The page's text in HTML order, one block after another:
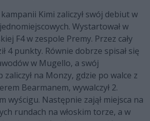
Kimi zaliczył swój debiut w
Wystartował w
F4 w zespole Premy. Przez cały
4 punkty. Równie dobrze spisał się
w Mugello, a swój
zaliczył na Monzy, gdzie po walce z
Bearmanem, wywalczył 2.
wyścigu. Następnie zajął miejsca na
rundach na włoskim torze, a w